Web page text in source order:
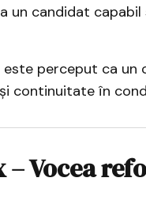
un candidat
este perceput ca
continuitate în
– Vocea